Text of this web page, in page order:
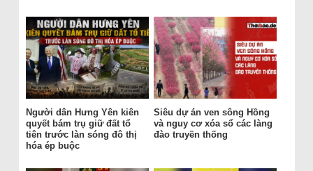
Người dân Hưng Yên kiên
quyết bám trụ giữ đất tổ
tiên trước làn sóng đô thị
hóa ép buộc
Siêu dự án ven sông Hồng
và nguy cơ xóa sổ các làng
đào truyền thống